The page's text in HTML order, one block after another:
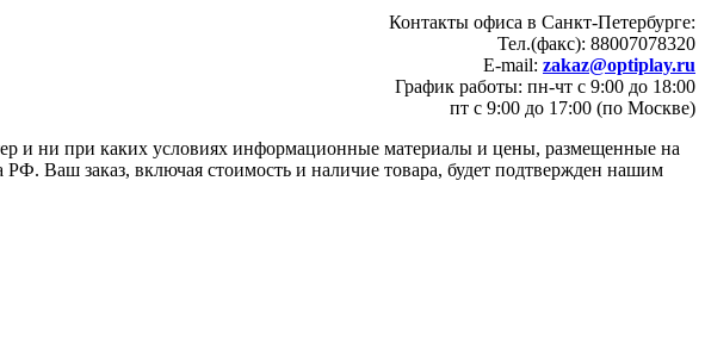
Контакты офиса в Санкт-Петербурге:
Тел.(факс): 88007078320
E-mail: zakaz@optiplay.ru
График работы: пн-чт с 9:00 до 18:00
пт с 9:00 до 17:00 (по Москве)
и ни при каких условиях информационные материалы и цены, размещенные на
Ваш заказ, включая стоимость и наличие товара, будет подтвержден нашим